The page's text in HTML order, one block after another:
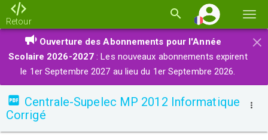
la
Retour
×
Ouverture des Abonnements pour l'Année
Scolaire 2026-2027 : Les nouveaux abonnements expirent
le 1er Septembre 2027 au lieu du 1er Septembre 2026.
Centrale-Supelec MP 2012 Informatique
Corrigé